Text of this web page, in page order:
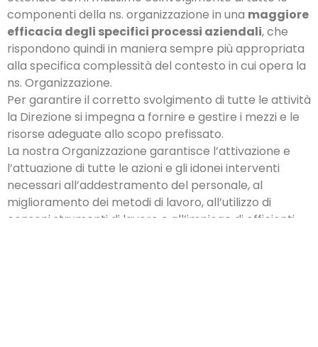
componenti della ns. organizzazione in una maggiore
efficacia degli specifici processi aziendali, che
rispondono quindi in maniera sempre più appropriata
alla specifica complessità del contesto in cui opera la
ns. Organizzazione.
Per garantire il corretto svolgimento di tutte le attività
la Direzione si impegna a fornire e gestire i mezzi e le
risorse adeguate allo scopo prefissato.
La nostra Organizzazione garantisce l’attivazione e
l’attuazione di tutte le azioni e gli idonei interventi
necessari all’addestramento del personale, al
miglioramento dei metodi di lavoro, all’utilizzo di
consoni strumenti di lavoro e all’impiego di efficienti